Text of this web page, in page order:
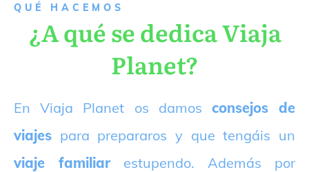
QUÉ HACEMOS
¿A qué se dedica Viaja
Planet?
En Viaja Planet os damos consejos de
viajes para prepararos y que tengáis un
viaje familiarestupendo. Además por